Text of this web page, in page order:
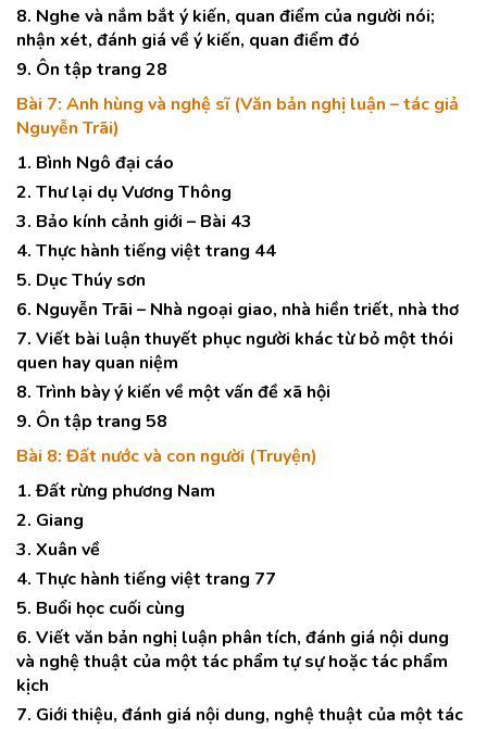
8. Nghe và nắm bắt ý kiến, quan điểm của người nói;
nhận xét, đánh giá về ý kiến, quan điểm đó
9. Ôn tập trang 28
Bài 7: Anh hùng và nghệ sĩ (Văn bản nghị luận – tác giả
Nguyễn Trãi)
1. Bình Ngô đại cáo
2. Thư lại dụ Vương Thông
3. Bảo kính cảnh giới – Bài 43
4. Thực hành tiếng việt trang 44
5. Dục Thúy sơn
6. Nguyễn Trãi – Nhà ngoại giao, nhà hiền triết, nhà thơ
7. Viết bài luận thuyết phục người khác từ bỏ một thói
quen hay quan niệm
8. Trình bày ý kiến về một vấn đề xã hội
9. Ôn tập trang 58
Bài 8: Đất nước và con người (Truyện)
1. Đất rừng phương Nam
2. Giang
3. Xuân về
4. Thực hành tiếng việt trang 77
5. Buổi học cuối cùng
6. Viết văn bản nghị luận phân tích, đánh giá nội dung
và nghệ thuật của một tác phẩm tự sự hoặc tác phẩm
kịch
7. Giới thiệu, đánh giá nội dung, nghệ thuật của một tác